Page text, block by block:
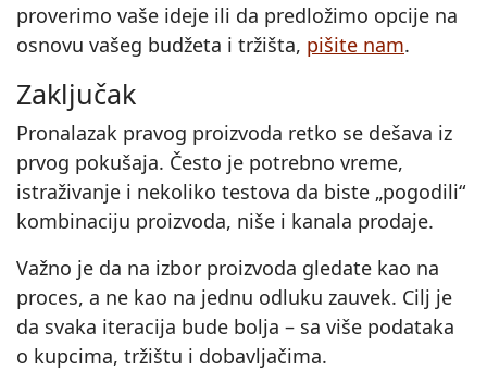
proverimo vaše ideje ili da predložimo opcije na
osnovu vašeg budžeta i tržišta, pišite nam.
Zaključak
Pronalazak pravog proizvoda retko se dešava iz
prvog pokušaja. Često je potrebno vreme,
istraživanje i nekoliko testova da biste „pogodili“
kombinaciju proizvoda, niše i kanala prodaje.
Važno je da na izbor proizvoda gledate kao na
proces, a ne kao na jednu odluku zauvek. Cilj je
da svaka iteracija bude bolja – sa više podataka
o kupcima, tržištu i dobavljačima.